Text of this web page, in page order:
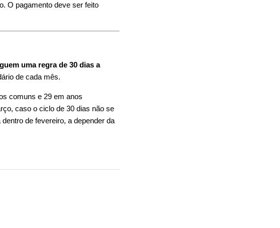
O pagamento deve ser feito
uma regra de 30 dias a
de cada mês.
comuns e 29 em anos
caso o ciclo de 30 dias não se
de fevereiro, a depender da